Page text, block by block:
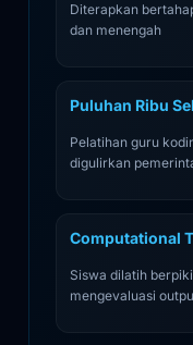
Diterapkan
dan menengah
Puluhan Ribu
Pelatihan guru
digulirkan
Computational
Siswa dilatih
mengevaluasi